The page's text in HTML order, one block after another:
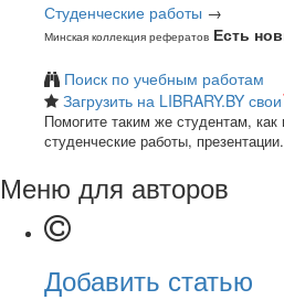
Студенческие работы →
Минская коллекция рефератов Есть
Поиск по учебным работам
Загрузить на LIBRARY.BY свои
Помогите таким же студентам,
студенческие работы,
Меню для авторов
Добавить статью